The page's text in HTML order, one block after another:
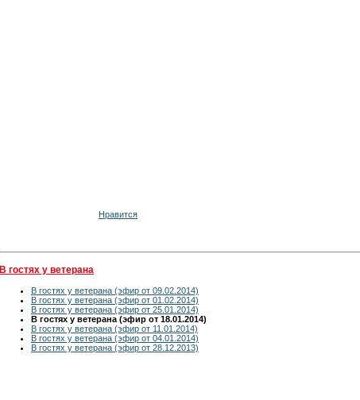
Нравится
В гостях у ветерана
В гостях у ветерана (эфир от 09.02.2014)
В гостях у ветерана (эфир от 01.02.2014)
В гостях у ветерана (эфир от 25.01.2014)
В гостях у ветерана (эфир от 18.01.2014)
В гостях у ветерана (эфир от 11.01.2014)
В гостях у ветерана (эфир от 04.01.2014)
В гостях у ветерана (эфир от 28.12.2013)